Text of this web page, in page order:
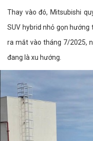
Thay vào đó, Mitsubishi
SUV hybrid nhỏ gọn hướng
ra mắt vào tháng 7/2025,
đang là xu hướng.